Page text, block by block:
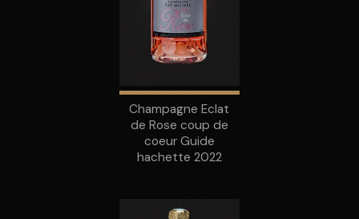
Champagne Eclat
de Rose coup de
coeur Guide
hachette 2022